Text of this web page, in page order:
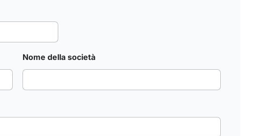
Nome della società